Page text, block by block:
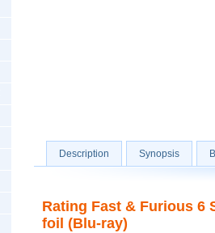
Description Synopsis
Rating Fast & Furious
foil (Blu-ray)